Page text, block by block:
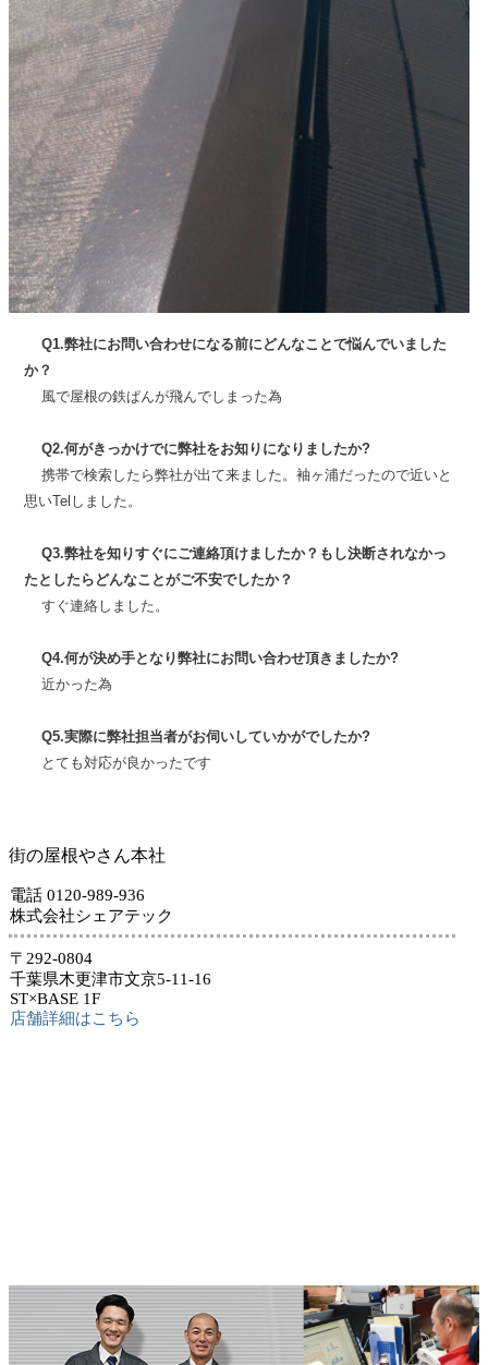
Q1.弊社にお問い合わせになる前にどんなことで悩んでいました
か？
風で屋根の鉄ぱんが飛んでしまった為
Q2.何がきっかけでに弊社をお知りになりましたか?
携帯で検索したら弊社が出て来ました。袖ヶ浦だったので近いと
思いTelしました。
Q3.弊社を知りすぐにご連絡頂けましたか？もし決断されなかっ
たとしたらどんなことがご不安でしたか？
すぐ連絡しました。
Q4.何が決め手となり弊社にお問い合わせ頂きましたか?
近かった為
Q5.実際に弊社担当者がお伺いしていかがでしたか?
とても対応が良かったです
街の屋根やさん本社
電話 0120-989-936
株式会社シェアテック
〒292-0804
千葉県木更津市文京5-11-16
ST×BASE 1F
店舗詳細はこちら